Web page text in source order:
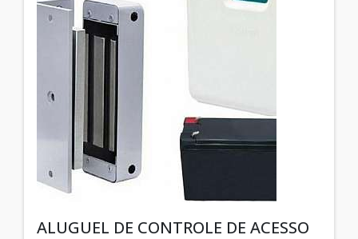
ALUGUEL DE CONTROLE DE ACESSO